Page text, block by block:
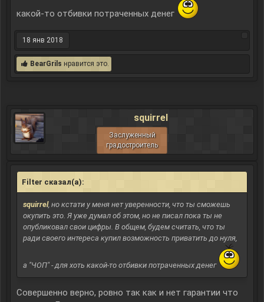
какой-то отбивки потраченных денег
18 янв 2018
BearGrils нравится это.
squirrel
Заслуженный
градостроитель
Filter сказал(а):
squirrel, но кстати у меня нет уверенности, что ты сможешь
окупить это. Я уже думал об этом, но не писал пока ты не
опубликовал свои цифры. В общем, будем считать, что ты
ради своего интереса купил возможность приватить до нуля,
а "ЧОП" - для хоть какой-то отбивки потраченных денег
Совершенно верно, ровно так как и нет гарантии что